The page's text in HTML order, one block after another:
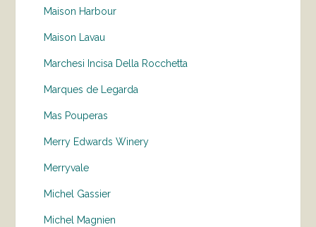
Maison Harbour
Maison Lavau
Marchesi Incisa Della Rocchetta
Marques de Legarda
Mas Pouperas
Merry Edwards Winery
Merryvale
Michel Gassier
Michel Magnien